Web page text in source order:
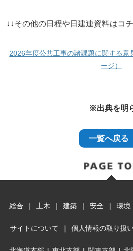
↓↓その他の日程や日建連資料はコ
2026年度公共工事の諸課題に関する意
ージ）
※出典を明
一覧へ戻る
総合 ｜ 土木 ｜ 建築 ｜ 安全 ｜ 環境
サイトについて ｜ 個人情報の取り扱